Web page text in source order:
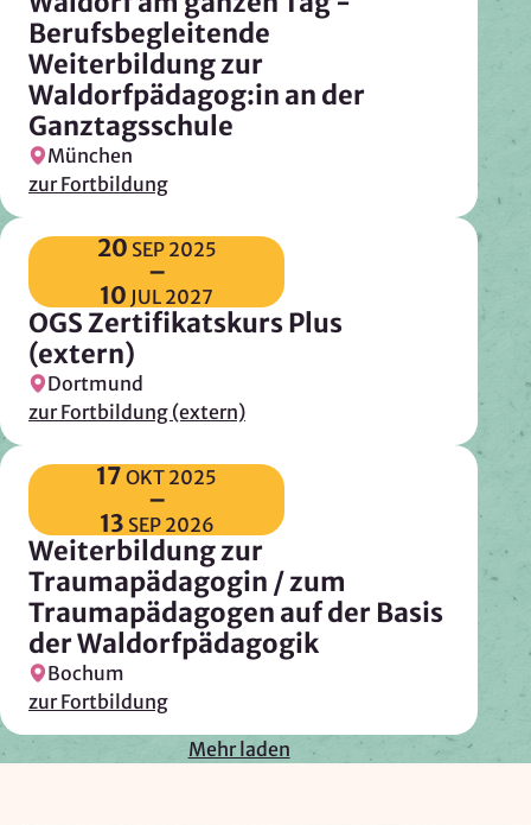
Berufsbegleitende
Weiterbildung zur
Waldorfpädagog:in an der
Ganztagsschule
München
zur Fortbildung
20 SEP 2025
–
10 JUL 2027
OGS Zertifikatskurs Plus
(extern)
Dortmund
zur Fortbildung (extern)
17 OKT 2025
–
13 SEP 2026
Weiterbildung zur
Traumapädagogin / zum
Traumapädagogen auf der Basis
der Waldorfpädagogik
Bochum
zur Fortbildung
Mehr laden